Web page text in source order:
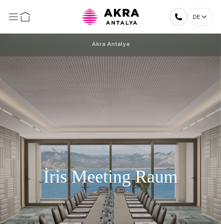
DE
Akra Antalya
İris Meeting Raum